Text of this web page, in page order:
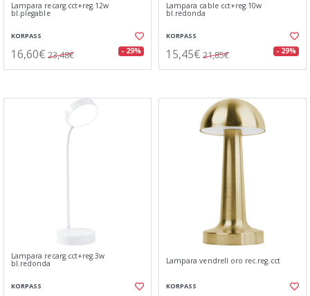
Lampara recarg.cct+reg.12w
bl.plegable
KORPASS
16,60€ 23,48€ - 29%
Lampara cable cct+reg.10w
bl.redonda
KORPASS
15,45€ 21,85€ - 29%
Lampara recarg.cct+reg.3w
bl.redonda
KORPASS
Lampara vendrell oro rec.reg.cct
KORPASS